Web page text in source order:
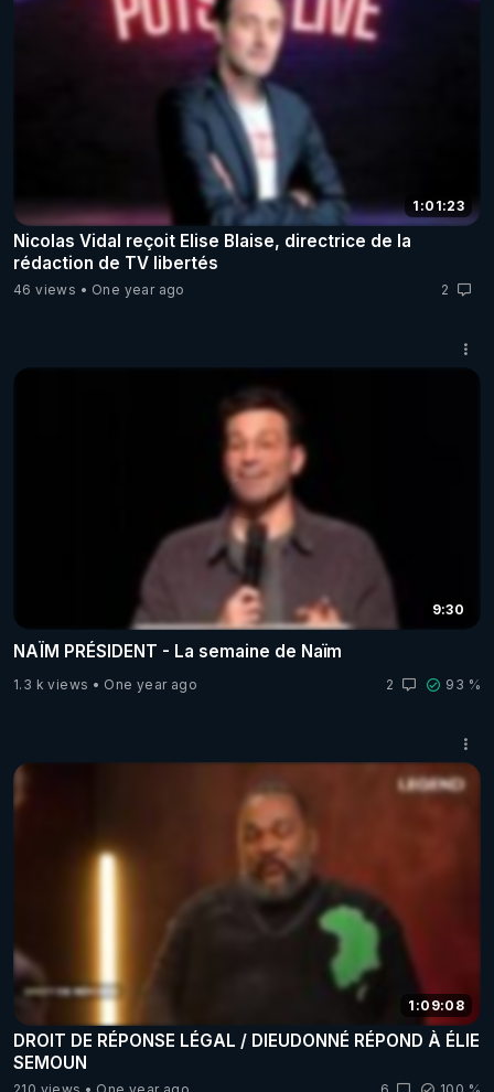
1:01:23
Nicolas Vidal reçoit Elise Blaise, directrice de la
rédaction de TV libertés
46 views One year ago 2
9:30
NAÏM PRÉSIDENT - La semaine de Naïm
1.3 k views One year ago 2 93 %
1:09:08
DROIT DE RÉPONSE LÉGAL / DIEUDONNÉ RÉPOND À ÉLIE
SEMOUN